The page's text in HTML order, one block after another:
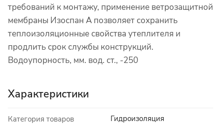
требований к монтажу, применение ветрозащитной
мембраны Изоспан A позволяет сохранить
теплоизоляционные свойства утеплителя и
продлить срок службы конструкций.
Водоупорность, мм. вод. ст., -250
Характеристики
Категория товаров Гидроизоляция